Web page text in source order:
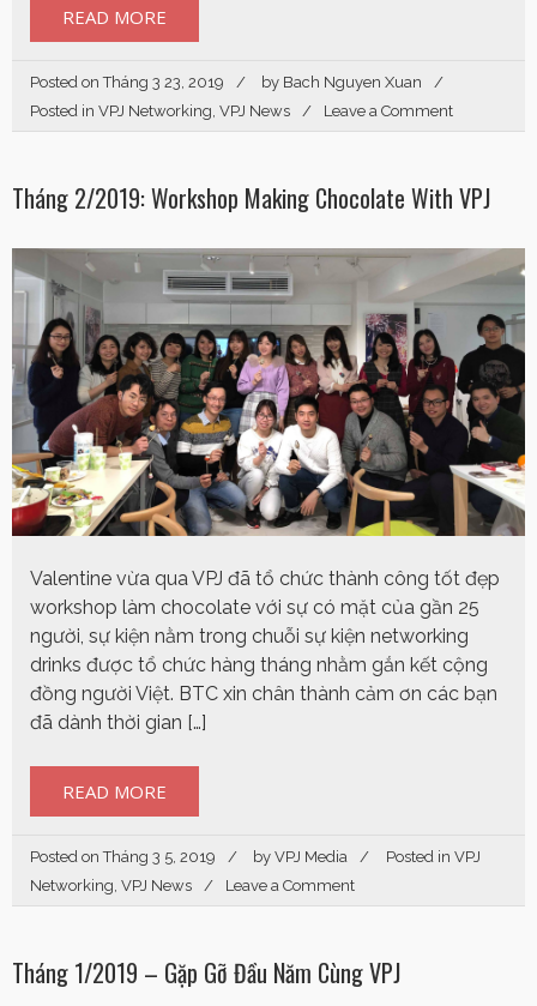
READ MORE
Posted onTháng 3 23, 2019 by Bach Nguyen Xuan
Posted in VPJ Networking, VPJ News Leave a Comment
Tháng 2/2019: Workshop Making Chocolate With VPJ
Valentine vừa qua VPJ đã tổ chức thành công tốt đẹp
workshop làm chocolate với sự có mặt của gần 25
người, sự kiện nằm trong chuỗi sự kiện networking
drinks được tổ chức hàng tháng nhằm gắn kết cộng
đồng người Việt. BTC xin chân thành cảm ơn các bạn
đã dành thời gian […]
READ MORE
Posted onTháng 3 5, 2019 by VPJ Media Posted in VPJ
Networking, VPJ News Leave a Comment
Tháng 1/2019 – Gặp Gỡ Đầu Năm Cùng VPJ